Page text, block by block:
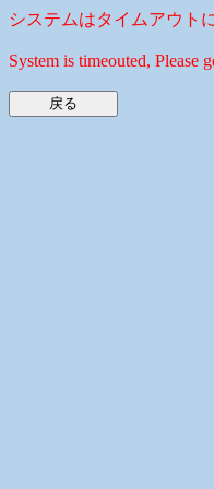
システムはタイムアウト
System is timeouted, Please